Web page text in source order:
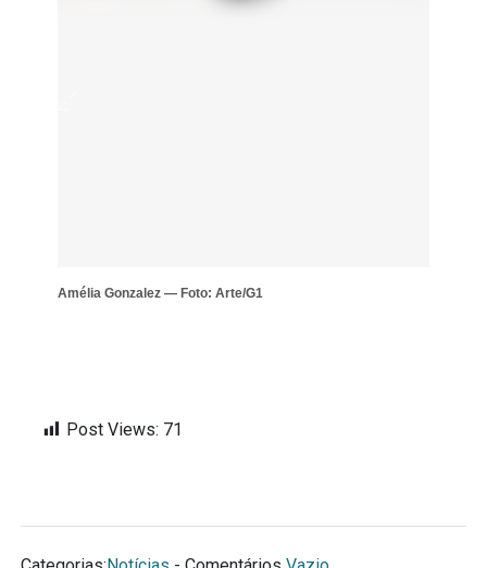
Amélia Gonzalez — Foto: Arte/G1
Post Views: 71